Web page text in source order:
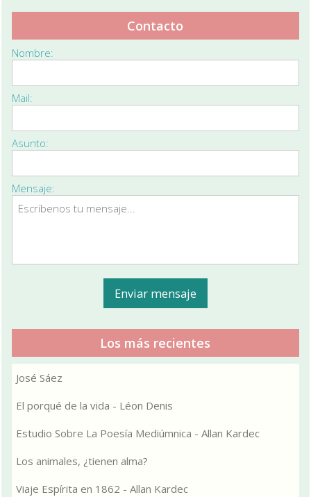
Contacto
Nombre:
Mail:
Asunto:
Mensaje:
Los más recientes
José Sáez
El porqué de la vida - Léon Denis
Estudio Sobre La Poesía Mediúmnica - Allan Kardec
Los animales, ¿tienen alma?
Viaje Espírita en 1862 - Allan Kardec